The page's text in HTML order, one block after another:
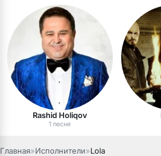
Rashid Holiqov
1 песня
Главная»Исполнители»Lola